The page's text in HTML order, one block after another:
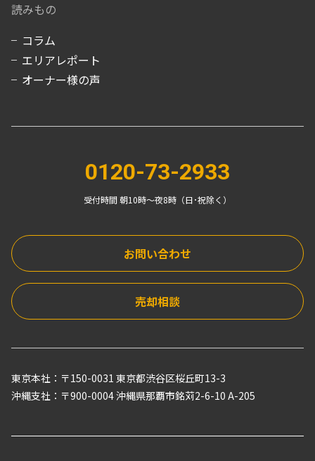
読みもの
コラム
エリアレポート
オーナー様の声
0120-73-2933
受付時間 朝10時〜夜8時（日･祝除く）
お問い合わせ
売却相談
東京本社：〒150-0031 東京都渋谷区桜丘町13-3
沖縄支社：〒900-0004 沖縄県那覇市銘苅2-6-10 A-205